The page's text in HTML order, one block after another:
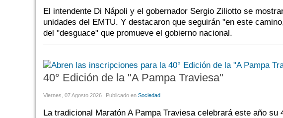
El intendente Di Nápoli y el gobernador Sergio Ziliotto se
unidades del EMTU. Y destacaron que seguirán "en este
del "desguace" que promueve el gobierno nacional.
40° Edición de la "A Pampa Traviesa"
Viernes, 07 Agosto 2026 Publicado en Sociedad
La tradicional Maratón A Pampa Traviesa celebrará este año